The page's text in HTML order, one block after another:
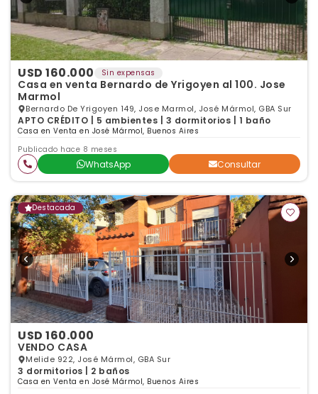
USD 160.000 Sin expensas
Casa en venta Bernardo de Yrigoyen al 100. Jose
Marmol
Bernardo De Yrigoyen 149, Jose Marmol, José Mármol, GBA Sur
APTO CRÉDITO | 5 ambientes | 3 dormitorios | 1 baño
Casa en Venta en José Mármol, Buenos Aires
Publicado hace 8 meses
WhatsApp Consultar
Destacada
USD 160.000
VENDO CASA
Melide 922, José Mármol, GBA Sur
3 dormitorios | 2 baños
Casa en Venta en José Mármol, Buenos Aires